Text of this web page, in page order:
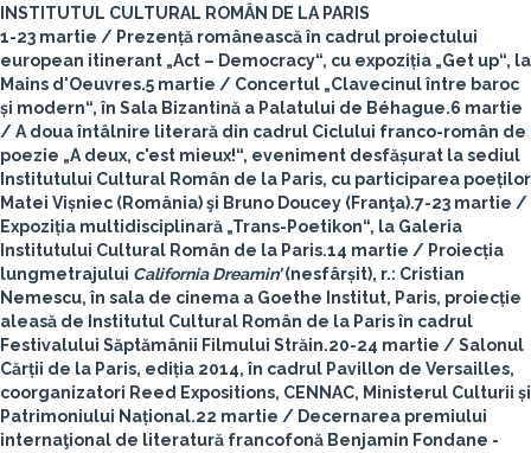
INSTITUTUL CULTURAL ROMÂN DE LA PARIS
1-23 martie / Prezență românească în cadrul proiectului
european itinerant „Act – Democracy“, cu expoziția „Get up“, la
Mains d'Oeuvres.5 martie / Concertul „Clavecinul între baroc
și modern“, în Sala Bizantină a Palatului de Béhague.6 martie
/ A doua întâlnire literară din cadrul Ciclului franco-român de
poezie „A deux, c'est mieux!“, eveniment desfășurat la sediul
Institutului Cultural Român de la Paris, cu participarea poeților
Matei Vișniec (România) şi Bruno Doucey (Franţa).7-23 martie /
Expoziția multidisciplinară „Trans-Poetikon“, la Galeria
Institutului Cultural Român de la Paris.14 martie / Proiecția
lungmetrajului California Dreamin’(nesfârșit), r.: Cristian
Nemescu, în sala de cinema a Goethe Institut, Paris, proiecție
aleasă de Institutul Cultural Român de la Paris în cadrul
Festivalului Săptămânii Filmului Străin.20-24 martie / Salonul
Cărții de la Paris, ediția 2014, în cadrul Pavillon de Versailles,
coorganizatori Reed Expositions, CENNAC, Ministerul Culturii și
Patrimoniului Național.22 martie / Decernarea premiului
internaţional de literatură francofonă Benjamin Fondane -